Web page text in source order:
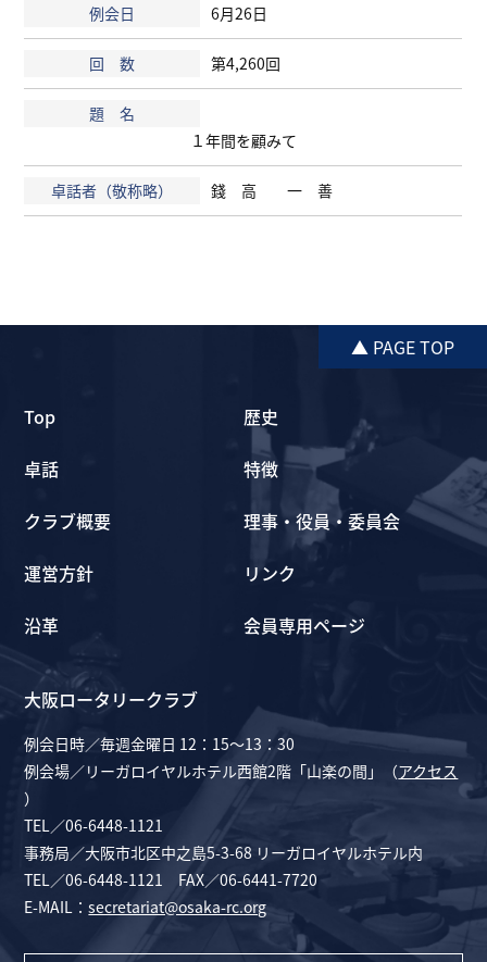
6月26日
第4,260回
１年間を顧みて
錢 高 一 善
▲ PAGE TOP
Top
卓話
クラブ概要
運営方針
沿革
歴史
特徴
理事・役員・委員会
リンク
会員専用ページ
大阪ロータリークラブ
例会日時／毎週金曜日 12：15～13：30
例会場／リーガロイヤルホテル西館2階「山楽の間」（アクセス
）
TEL／06-6448-1121
事務局／大阪市北区中之島5-3-68 リーガロイヤルホテル内
TEL／06-6448-1121 FAX／06-6441-7720
E-MAIL：secretariat@osaka-rc.org